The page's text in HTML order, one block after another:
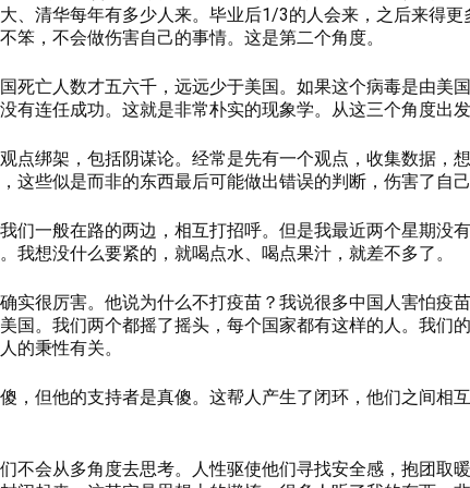
、清华每年有多少人来。毕业后1/3的人会来，之后来得
，不会做伤害自己的事情。这是第二个角度。
死亡人数才五六千，远远少于美国。如果这个病毒是由美
连任成功。这就是非常朴实的现象学。从这三个角度出
绑架，包括阴谋论。经常是先有一个观点，收集数据，
些似是而非的东西最后可能做出错误的判断，伤害了自己
一般在路的两边，相互打招呼。但是我最近两个星期没
想没什么要紧的，就喝点水、喝点果汁，就差不多了。
实很厉害。他说为什么不打疫苗？我说很多中国人害怕疫
国。我们两个都摇了摇头，每个国家都有这样的人。我们
的秉性有关。
，但他的支持者是真傻。这帮人产生了闭环，他们之间相
不会从多角度去思考。人性驱使他们寻找安全感，抱团取